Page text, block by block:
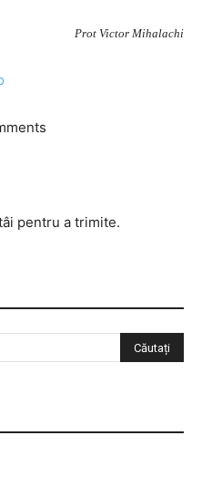
Prot Victor Mihalachi
pentru a trimite.